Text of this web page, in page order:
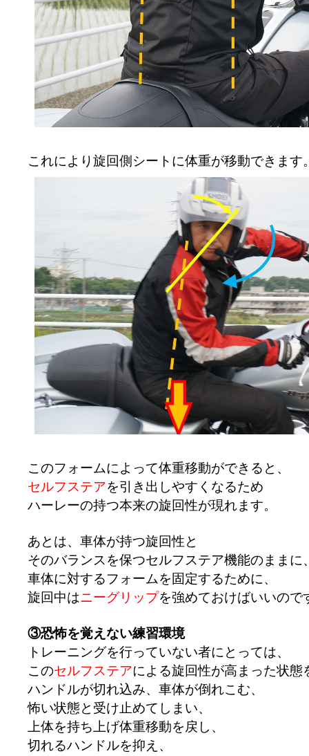
これにより旋回側シートに体重が移動できます
このフォームによって体重移動ができると、
セルフステアを引き出しやすくなるため
ハーレーの持つ本来の旋回性が現れます。
あとは、車体が持つ旋回性と
そのバランスを保つセルフステア機能のままに
車体に対するフォームを固定するために、
旋回中はニーグリップを強めておけばいいので
③恐怖を覚えない練習環境
トレーニングを行っていない者にとっては、
このセルフステアによる旋回性が高まった状態
ハンドルが切れ込み、車体が倒れこむ、
怖い状態と受け止めてしまい、
上体を持ち上げ体重移動を戻し、
切れるハンドルを抑え、